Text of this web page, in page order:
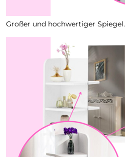
Großer und hochwertiger Spiegel.